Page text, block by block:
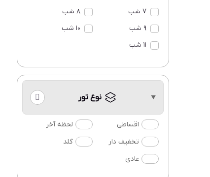
7 شب
8 شب
9 شب
10 شب
11 شب
نوع تور
اقساطی
لحظه آخر
تخفیف دار
گلد
عادی